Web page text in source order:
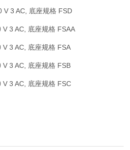
3 AC, 底座规格 FSD
3 AC, 底座规格 FSAA
3 AC, 底座规格 FSA
3 AC, 底座规格 FSB
3 AC, 底座规格 FSC